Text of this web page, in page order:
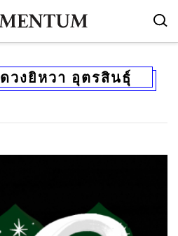
ดวงยิหวา อุตรสินธุ์